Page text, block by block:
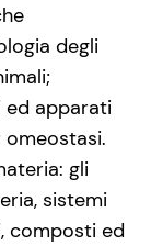
degli
ed apparati
omeostasi.
gli
sistemi
composti ed